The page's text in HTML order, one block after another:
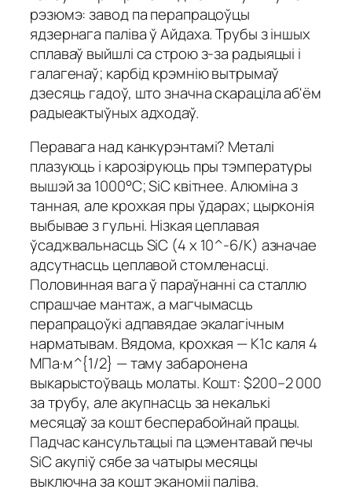
рэзюмэ: завод па перапрацоўцы
ядзернага паліва ў Айдаха. Трубы з іншых
сплаваў выйшлі са строю з-за радыяцыі і
галагенаў; карбід крэмнію вытрымаў
дзесяць гадоў, што значна скараціла аб'ём
радыеактыўных адходаў.
Перавага над канкурэнтамі? Металі
плазуюць і карозіруюць пры тэмпературы
вышэй за 1000°C; SiC квітнее. Алюміна з
танная, але крохкая пры ўдарах; цырконія
выбывае з гульні. Нізкая цеплавая
ўсаджвальнасць SiC (4 x 10^-6/К) азначае
адсутнасць цеплавой стомленасці.
Половинная вага ў параўнанні са сталлю
спрашчае мантаж, а магчымасць
перапрацоўкі адпавядае экалагічным
нарматывам. Вядома, крохкая — K1c каля 4
МПа·м^{1/2} — таму забаронена
выкарыстоўваць молаты. Кошт: $200–2 000
за трубу, але акупнасць за некалькі
месяцаў за кошт бесперабойнай працы.
Падчас кансультацыі па цэментавай печы
SiC акупiў сябе за чатыры месяцы
выключна за кошт эканоміі паліва.